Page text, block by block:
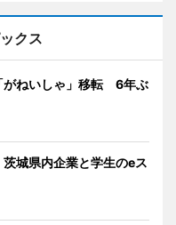
クス
がねいしゃ」移転 6年ぶ
城県内企業と学生のeス